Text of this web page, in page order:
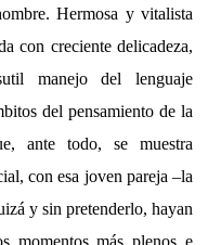
Hermosa y vitalista
con creciente delicadeza,
manejo del lenguaje
del pensamiento de la
ante todo, se muestra
con esa joven pareja –la
y sin pretenderlo, hayan
momentos más plenos e